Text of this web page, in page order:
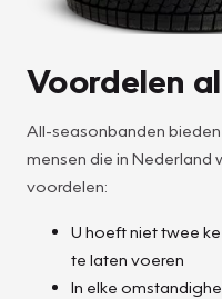
Voordelen
All-seasonbanden
mensen die in Nederland
voordelen:
U hoeft niet twee
te laten voeren
In elke